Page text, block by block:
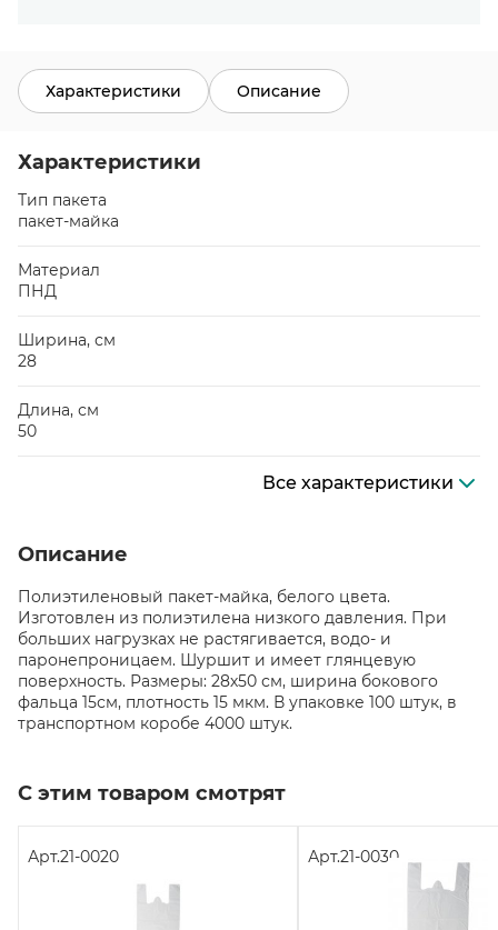
Характеристики Описание
Характеристики
Тип пакета
пакет-майка
Материал
ПНД
Ширина, см
28
Длина, см
50
Все характеристики
Описание
Полиэтиленовый пакет-майка, белого цвета.
Изготовлен из полиэтилена низкого давления. При
больших нагрузках не растягивается, водо- и
паронепроницаем. Шуршит и имеет глянцевую
поверхность. Размеры: 28х50 см, ширина бокового
фальца 15см, плотность 15 мкм. В упаковке 100 штук, в
транспортном коробе 4000 штук.
С этим товаром смотрят
Арт.21-0020 Арт.21-0030